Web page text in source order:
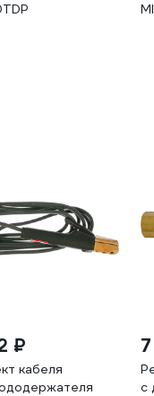
₽
кабеля
с